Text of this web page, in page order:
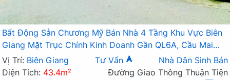
Bất Động Sản Chương Mỹ Bán Nhà 4 Tầng Khu Vực Biên
Giang Mặt Trục Chính Kinh Doanh Gần QL6A, Cầu Mai
Lĩnh Đang Mở Rộng
Vị Trí: Biên Giang Tư Vấn
Nhà Dân Sinh Bán
Diện Tích: 43.4m²
Đường Giao Thông Thuận Tiện